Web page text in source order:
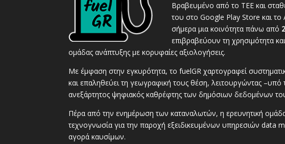
Βραβευμένο από το ΤΕΕ και
του στο Google Play Store και το
σήμερα μια κοινότητα πάνω από
επιβραβεύουν τη χρησιμότητα
ομάδας ανάπτυξης με κορυφαίες αξιολογήσεις.
Με έμφαση στην εγκυρότητα, το fuelGR χαρτογραφεί
και επαληθεύει τη γεωγραφική τους θέση, λειτουργώντας –υπό
ανεξάρτητος ψηφιακός καθρέφτης των δημόσιων δεδομένων
Πέρα από την ενημέρωση των καταναλωτών, η ερευνητική
τεχνογνωσία για την παροχή εξειδικευμένων υπηρεσιών data
αγορά καυσίμων.